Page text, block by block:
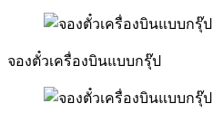
จองตั๋วเครื่องบินแบบกรุ๊ป